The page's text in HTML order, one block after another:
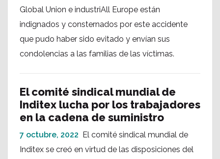
Global Union e industriAll Europe están
indignados y consternados por este accidente
que pudo haber sido evitado y envían sus
condolencias a las familias de las víctimas.
El comité sindical mundial de
Inditex lucha por los trabajadores
en la cadena de suministro
7 octubre, 2022 El comité sindical mundial de
Inditex se creó en virtud de las disposiciones del